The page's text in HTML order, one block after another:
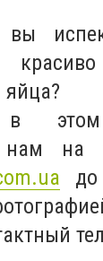
в этом
на
до